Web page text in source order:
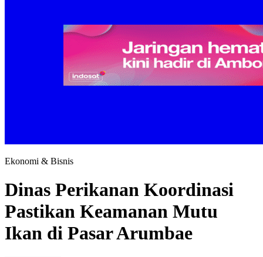
Ekonomi & Bisnis
Dinas Perikanan Koordinasi
Pastikan Keamanan Mutu
Ikan di Pasar Arumbae